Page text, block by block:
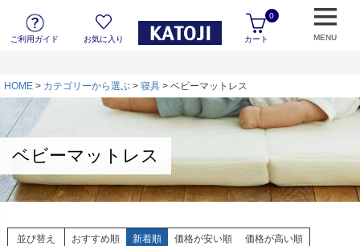
ご利用ガイド お気に入り カート
0
MENU
HOME カテゴリーから選ぶ 寝具 ベビーマットレス
ベビーマットレス
並び替え おすすめ順 新着順 価格が安い順 価格が高い順